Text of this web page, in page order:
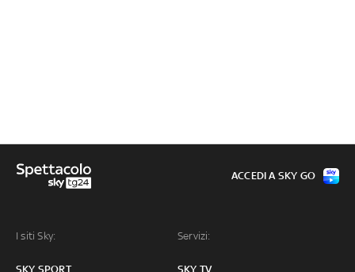
I siti Sky:
SKY SPORT
Servizi:
SKY TV
ACCEDI A SKY GO